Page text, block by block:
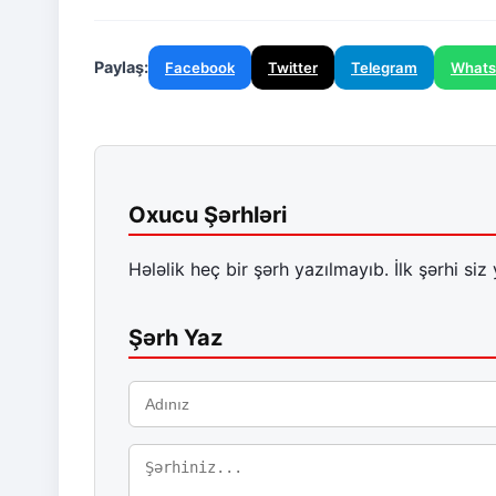
Paylaş: Facebook Twitter Telegram
Oxucu Şərhləri
Hələlik heç bir şərh yazılmayıb. İlk şərhi siz
Şərh Yaz